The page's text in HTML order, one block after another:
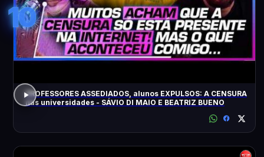
10
PROFESSORES ASSEDIADOS, alunos EXPULSOS: A CENSURA
nas universidades - SÁVIO DI MAIO E BEATRIZ BUENO